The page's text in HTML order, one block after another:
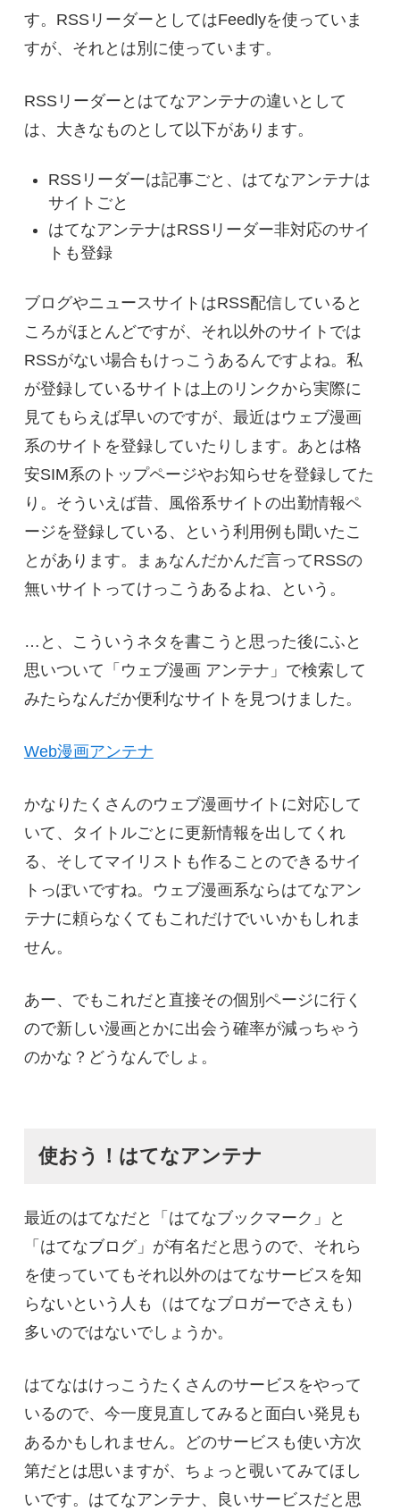
す。RSSリーダーとしてはFeedlyを使っていま
すが、それとは別に使っています。
RSSリーダーとはてなアンテナの違いとして
は、大きなものとして以下があります。
RSSリーダーは記事ごと、はてなアンテナは
サイトごと
はてなアンテナはRSSリーダー非対応のサイ
トも登録
ブログやニュースサイトはRSS配信していると
ころがほとんどですが、それ以外のサイトでは
RSSがない場合もけっこうあるんですよね。私
が登録しているサイトは上のリンクから実際に
見てもらえば早いのですが、最近はウェブ漫画
系のサイトを登録していたりします。あとは格
安SIM系のトップページやお知らせを登録してた
り。そういえば昔、風俗系サイトの出勤情報ペ
ージを登録している、という利用例も聞いたこ
とがあります。まぁなんだかんだ言ってRSSの
無いサイトってけっこうあるよね、という。
…と、こういうネタを書こうと思った後にふと
思いついて「ウェブ漫画 アンテナ」で検索して
みたらなんだか便利なサイトを見つけました。
Web漫画アンテナ
かなりたくさんのウェブ漫画サイトに対応して
いて、タイトルごとに更新情報を出してくれ
る、そしてマイリストも作ることのできるサイ
トっぽいですね。ウェブ漫画系ならはてなアン
テナに頼らなくてもこれだけでいいかもしれま
せん。
あー、でもこれだと直接その個別ページに行く
ので新しい漫画とかに出会う確率が減っちゃう
のかな？どうなんでしょ。
使おう！はてなアンテナ
最近のはてなだと「はてなブックマーク」と
「はてなブログ」が有名だと思うので、それら
を使っていてもそれ以外のはてなサービスを知
らないという人も（はてなブロガーでさえも）
多いのではないでしょうか。
はてなはけっこうたくさんのサービスをやって
いるので、今一度見直してみると面白い発見も
あるかもしれません。どのサービスも使い方次
第だとは思いますが、ちょっと覗いてみてほし
いです。はてなアンテナ、良いサービスだと思